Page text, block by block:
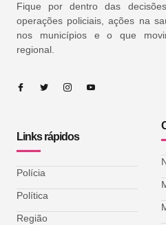
Fique por dentro das
operações policiais, ações na
nos municípios e o que
regional.
Links rápidos
Polícia
Política
Região